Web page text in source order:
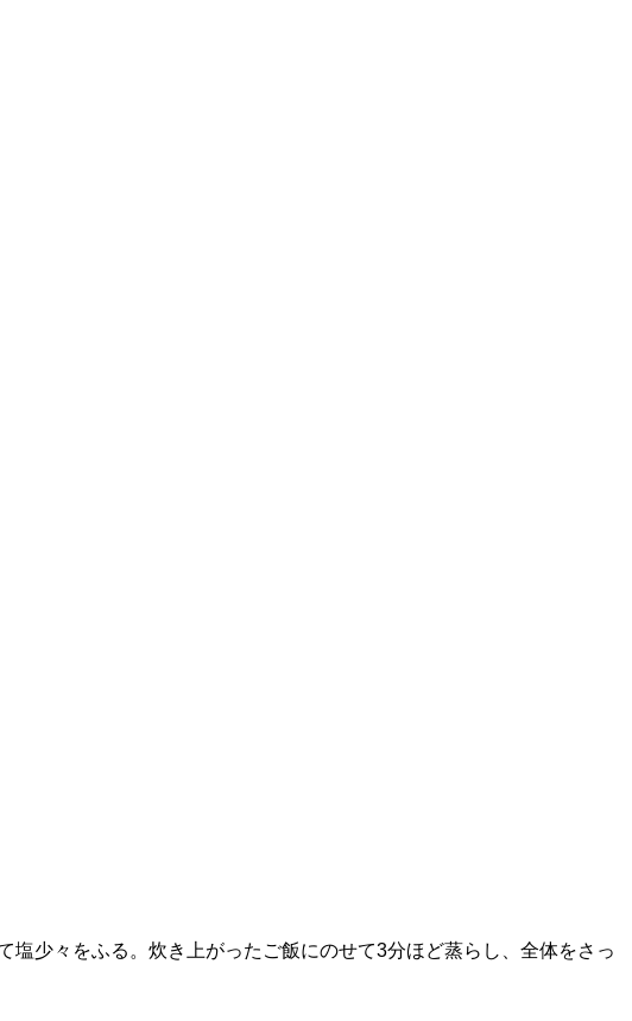
少々をふる。炊き上がったご飯にのせて3分ほど蒸らし、全体をさっ